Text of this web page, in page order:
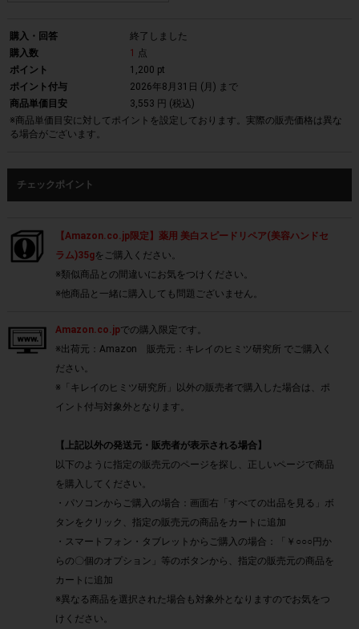
購入・回答
終了しました
購入数
1
点
ポイント
1,200 pt
ポイント付与
2026年8月31日 (月) まで
商品単価目安
3,553 円 (税込)
※商品単価目安に対してポイントを設定しております。実際の販売価格は異な
る場合がございます。
チェックポイント
【Amazon.co.jp限定】薬用 美白スピードリペア(美容ハンドセ
ラム)35gをご購入ください。
※類似商品との間違いにお気をつけください。
※他商品と一緒に購入しても問題ございません。
Amazon.co.jpでの購入限定です。
※出荷元：Amazon 販売元：キレイのヒミツ研究所 でご購入く
ださい。
※「キレイのヒミツ研究所」以外の販売者で購入した場合は、ポ
イント付与対象外となります。
【上記以外の発送元・販売者が表示される場合】
以下のように指定の販売元のページを探し、正しいページで商品
を購入してください。
・パソコンからご購入の場合：画面右「すべての出品を見る」ボ
タンをクリック、指定の販売元の商品をカートに追加
・スマートフォン・タブレットからご購入の場合：「￥○○○円か
らの〇個のオプション」等のボタンから、指定の販売元の商品を
カートに追加
※異なる商品を選択された場合も対象外となりますのでお気をつ
けください。